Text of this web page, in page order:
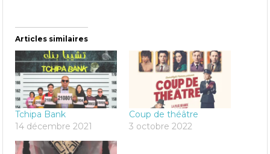
Articles similaires
Tchipa Bank
14 décembre 2021
Coup de théâtre
3 octobre 2022